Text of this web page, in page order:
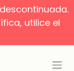
utilice el